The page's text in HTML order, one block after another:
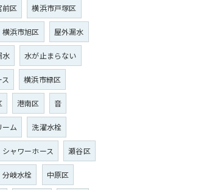
前区 横浜市戸塚区
横浜市旭区 屋外漏水
水 水が止まらない
横浜市緑区
港南区 音
ーム 洗濯水栓
シャワーホース 瀬谷区
分岐水栓 中原区